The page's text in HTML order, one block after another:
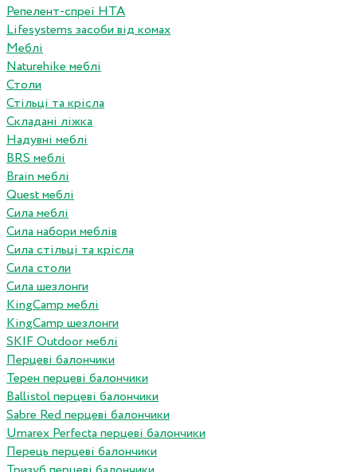
Репелент-спреї HTA
Lifesystems засоби від комах
Меблі
Naturehike меблі
Столи
Стільці та крісла
Складані ліжка
Надувні меблі
BRS меблі
Brain меблі
Quest меблі
Сила меблі
Сила набори меблів
Сила стільці та крісла
Сила столи
Сила шезлонги
KingCamp меблі
KingCamp шезлонги
SKIF Outdoor меблі
Перцеві балончики
Терен перцеві балончики
Ballistol перцеві балончики
Sabre Red перцеві балончики
Umarex Perfecta перцеві балончики
Перець перцеві балончики